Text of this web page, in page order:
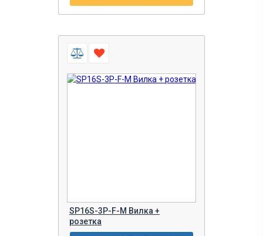
SP16S-3P-F-M Вилка +
розетка